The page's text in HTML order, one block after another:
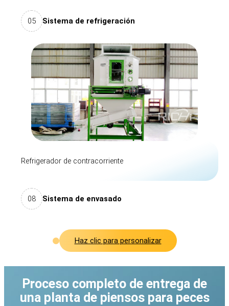
05 Sistema de refrigeración
Refrigerador de contracorriente
08 Sistema de envasado
Haz clic para personalizar
Proceso completo de entrega de
una planta de piensos para peces